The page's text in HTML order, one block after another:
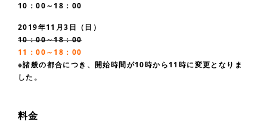
10：00～18：00
2019年11月3日（日）
10：00～18：00
11：00～18：00
※諸般の都合につき、開始時間が10時から11時に変更となりま
した。
料金